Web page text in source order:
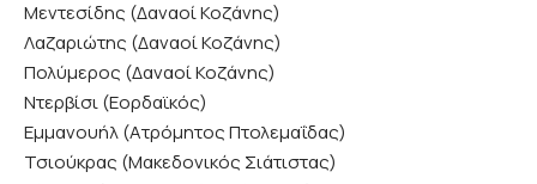
Μεντεσίδης (Δαναοί Κοζάνης)
Λαζαριώτης (Δαναοί Κοζάνης)
Πολύμερος (Δαναοί Κοζάνης)
Ντερβίσι (Εορδαϊκός)
Εμμανουήλ (Ατρόμητος Πτολεμαΐδας)
Τσιούκρας (Μακεδονικός Σιάτιστας)